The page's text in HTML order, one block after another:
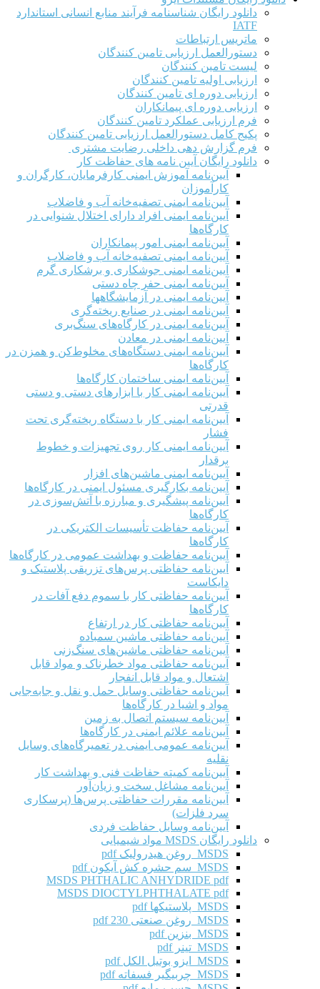
دانلود رایگان شناسنامه فرآیند منابع انسانی استاندارد
IATF
ماتریس ارتباطات
دستورالعمل ارزیابی تامین کنندگان
لیست تامین کنندگان
ارزیابی اولیه تامین کنندگان
ارزیابی دوره ای تامین کنندگان
ارزیابی دوره ای پیمانکاران
فرم ارزيابی عملکرد تامین کنندگان
پکیج کامل دستورالعمل ارزیابی تامین کنندگان
فرم گزارش دهی داخلی رضایت مشتری
دانلود رایگان آیین نامه های حفاظت کار
آیین‌نامه آموزش ایمنی کارفرمایان، کارگران و
کارآموزان
آیین‌نامه ایمنی تصفیه‌خانه آب و فاضلاب
آیین‌نامه ایمنی افراد دارای اختلال شنوایی در
کارگاه‌ها
آیین‌نامه ایمنی امور پیمانکاران
آیین‌نامه ایمنی تصفیه‌خانه آب و فاضلاب
آیین‌نامه ایمنی جوشکاری و برشکاری گرم
آیین‌نامه ایمنی حفر چاه دستی
آیین‌نامه ایمنی در آزمایشگاهها
آیین‌نامه ایمنی در صنایع ریخته‌گری
آیین‌نامه ایمنی در کارگاه‌های سنگ‌بری
آیین‌نامه ایمنی در معادن
آیین‌نامه ایمنی دستگاه‌های مخلوط‌کن و همزن در
کارگاه‌ها
آیین‌نامه ایمنی ساختمان کارگاه‌ها
آیین‌نامه ایمنی کار با ابزارهای دستی و دستی
قدرتی
آیین‌نامه ایمنی کار با دستگاه ریخته‌گری تحت
فشار
آیین‌نامه ایمنی کار روی تجهیزات و خطوط
برقدار
آیین‌نامه ایمنی ماشین‌های افزار
آیین‌نامه بکارگیری مسئول ایمنی در کارگاه‌ها
آیین‌نامه پیشگیری و مبارزه با آتش‌سوزی در
کارگاه‌ها
آیین‌نامه حفاظت تأسیسات الکتریکی در
کارگاه‌ها
آیین‌نامه حفاظت و بهداشت عمومی در کارگاه‌ها
آیین‌نامه حفاظتی پرس‌های تزریقی پلاستیک و
دایکاست
آیین‌نامه حفاظتی کار با سموم دفع آفات در
کارگاه‌ها
آیین‌نامه حفاظتی کار در ارتفاع
آیین‌نامه حفاظتی ماشین سمباده
آیین‌نامه حفاظتی ماشین‌های سنگ‌زنی
آیین‌نامه حفاظتی مواد خطرناک و مواد قابل
اشتعال و مواد قابل انفجار
آیین‌نامه حفاظتی وسایل حمل و نقل و جابه‌جایی
مواد و اشیا در کارگاه‌ها
آیین‌نامه سیستم اتصال به زمین
آیین‌نامه علائم ایمنی در کارگاه‌ها
آیین‌نامه عمومی ایمنی در تعمیرگاه‌های وسایل
نقلیه
آیین‌نامه کمیته حفاظت فنی و بهداشت کار
آیین‌نامه مشاغل سخت و زیان‌آور
آیین‌نامه مقررات حفاظتی پرس‌ها (پرسکاری
سرد فلزات)
آیین‌نامه وسایل حفاظت فردی
دانلود رایگان MSDS مواد شیمیایی
MSDS روغن هیدرولیک pdf
MSDS سم حشره کش آیکون pdf
MSDS PHTHALIC ANHYDRIDE pdf
MSDS DIOCTYLPHTHALATE pdf
MSDS پلاستیکها pdf
MSDS روغن صنعتی 230 pdf
MSDS بنزین pdf
MSDS تینر pdf
MSDS ایزو بوتیل الکل pdf
MSDS چربیگیر فسفاته pdf